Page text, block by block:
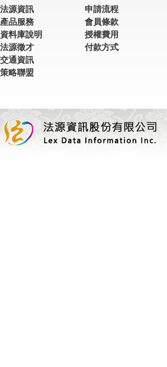
法源資訊
產品服務
資料庫說明
法源徵才
交通資訊
策略聯盟
申請流程
會員條款
授權費用
付款方式